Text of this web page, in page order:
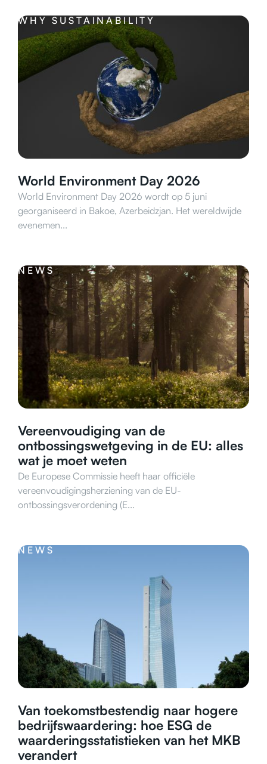
WHY SUSTAINABILITY
World Environment Day 2026
World Environment Day 2026 wordt op 5 juni
georganiseerd in Bakoe, Azerbeidzjan. Het wereldwijde
evenemen...
NEWS
Vereenvoudiging van de
ontbossingswetgeving in de EU: alles
wat je moet weten
De Europese Commissie heeft haar officiële
vereenvoudigingsherziening van de EU-
ontbossingsverordening (E...
NEWS
Van toekomstbestendig naar hogere
bedrijfswaardering: hoe ESG de
waarderingsstatistieken van het MKB
verandert